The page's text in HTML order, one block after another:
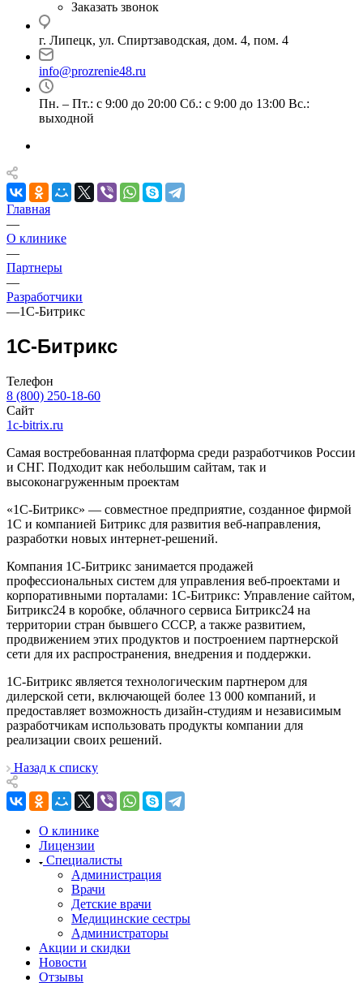
Заказать звонок
г. Липецк, ул. Спиртзаводская, дом. 4, пом. 4
info@prozrenie48.ru
Пн. – Пт.: с 9:00 до 20:00 Сб.: с 9:00 до 13:00 Вс.:
выходной
Главная
—
О клинике
—
Партнеры
—
Разработчики
—1C-Битрикс
1C-Битрикс
Телефон
8 (800) 250-18-60
Сайт
1c-bitrix.ru
Cамая востребованная платформа среди разработчиков России
и СНГ. Подходит как небольшим сайтам, так и
высоконагруженным проектам
«1С-Битрикс» — совместное предприятие, созданное фирмой
1С и компанией Битрикс для развития веб-направления,
разработки новых интернет-решений.
Компания 1С-Битрикс занимается продажей
профессиональных систем для управления веб-проектами и
корпоративными порталами: 1С-Битрикс: Управление сайтом,
Битрикс24 в коробке, облачного сервиса Битрикс24 на
территории стран бывшего СССР, а также развитием,
продвижением этих продуктов и построением партнерской
сети для их распространения, внедрения и поддержки.
1С-Битрикс является технологическим партнером для
дилерской сети, включающей более 13 000 компаний, и
предоставляет возможность дизайн-студиям и независимым
разработчикам использовать продукты компании для
реализации своих решений.
Назад к списку
О клинике
Лицензии
Специалисты
Администрация
Врачи
Детские врачи
Медицинские сестры
Администраторы
Акции и скидки
Новости
Отзывы